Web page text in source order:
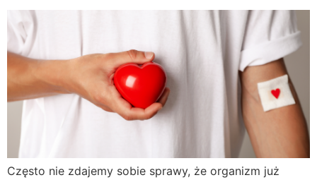
Często nie zdajemy sobie sprawy, że organizm już